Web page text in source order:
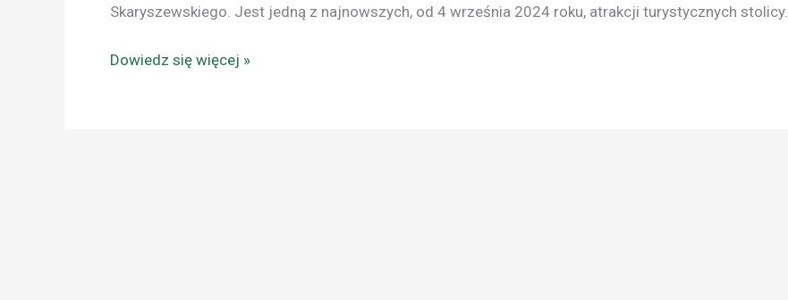
Skaryszewskiego. Jest jedną z najnowszych, od 4 września 2024 roku, atrakcji turystycznych stolicy.
Dowiedz się więcej »